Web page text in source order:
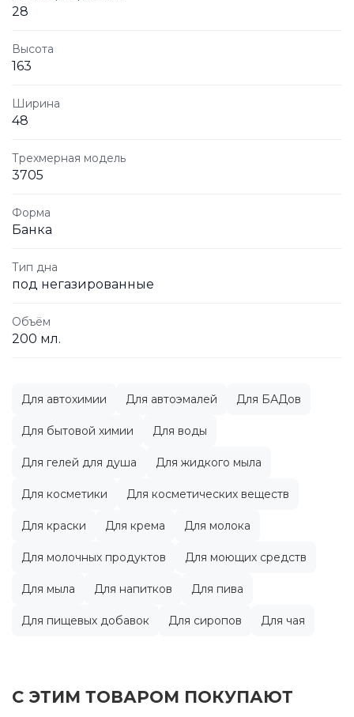
28
Высота
163
Ширина
48
Трехмерная модель
3705
Форма
Банка
Тип дна
под негазированные
Объём
200 мл.
Для автохимии Для автоэмалей Для БАДов
Для бытовой химии Для воды
Для гелей для душа Для жидкого мыла
Для косметики Для косметических веществ
Для краски Для крема Для молока
Для молочных продуктов Для моющих средств
Для мыла Для напитков Для пива
Для пищевых добавок Для сиропов Для чая
С ЭТИМ ТОВАРОМ ПОКУПАЮТ